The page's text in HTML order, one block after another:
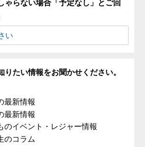
ゃらない場合「予定なし」とご回
りたい情報をお聞かせください。
最新情報
最新情報
のイベント・レジャー情報
のコラム